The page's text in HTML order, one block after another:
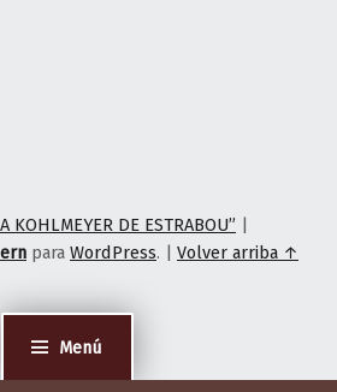
Menú
DE ESTRABOU” |
para WordPress. | Volver arriba ↑